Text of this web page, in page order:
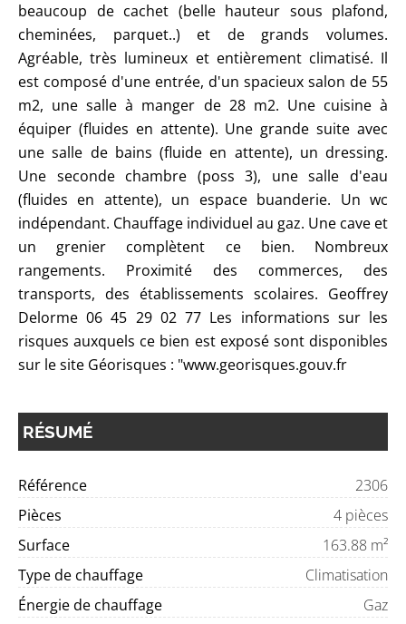
beaucoup de cachet (belle hauteur sous plafond,
cheminées, parquet..) et de grands volumes.
Agréable, très lumineux et entièrement climatisé. Il
est composé d'une entrée, d'un spacieux salon de 55
m2, une salle à manger de 28 m2. Une cuisine à
équiper (fluides en attente). Une grande suite avec
une salle de bains (fluide en attente), un dressing.
Une seconde chambre (poss 3), une salle d'eau
(fluides en attente), un espace buanderie. Un wc
indépendant. Chauffage individuel au gaz. Une cave et
un grenier complètent ce bien. Nombreux
rangements. Proximité des commerces, des
transports, des établissements scolaires. Geoffrey
Delorme 06 45 29 02 77 Les informations sur les
risques auxquels ce bien est exposé sont disponibles
sur le site Géorisques : "www.georisques.gouv.fr
RÉSUMÉ
Référence
2306
Pièces
4 pièces
Surface
163.88 m²
Type de chauffage
Climatisation
Énergie de chauffage
Gaz